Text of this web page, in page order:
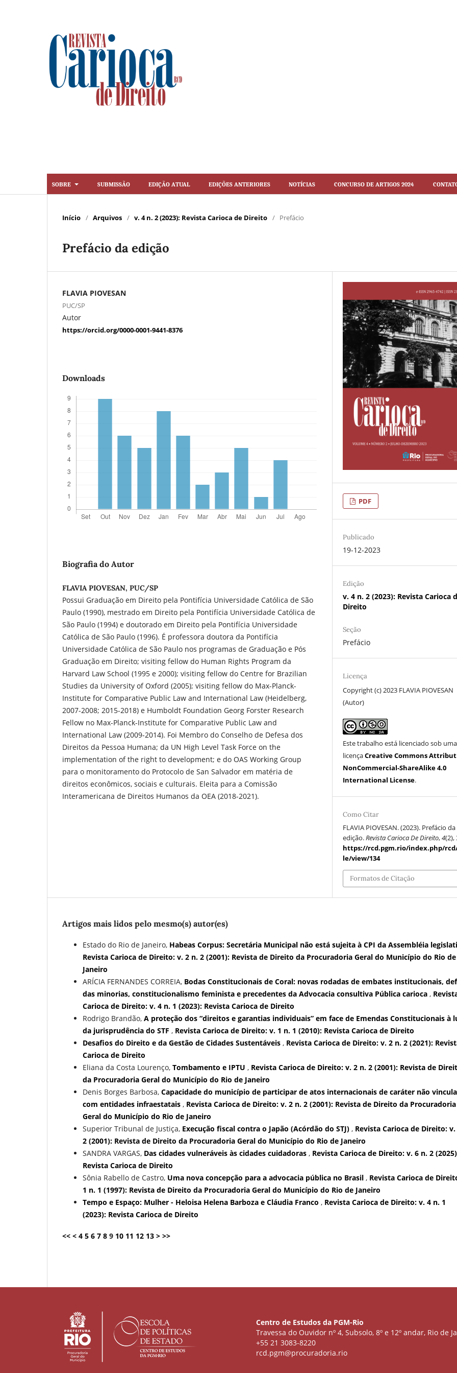
Sobre Submissão Edição Atual Edições Anteriores Notícias Concurso de artigos 2024
Início / Arquivos / v. 4 n. 2 (2023): Revista Carioca de Direito / Prefácio
Prefácio da edição
FLAVIA PIOVESAN
PUC/SP
Autor
https://orcid.org/0000-0001-9441-8376
Downloads
Biografia do Autor
FLAVIA PIOVESAN, PUC/SP
Possui Graduação em Direito pela Pontifícia Universidade Católica de São
Paulo (1990), mestrado em Direito pela Pontifícia Universidade Católica de
São Paulo (1994) e doutorado em Direito pela Pontifícia Universidade
Católica de São Paulo (1996). É professora doutora da Pontifícia
Universidade Católica de São Paulo nos programas de Graduação e Pós
Graduação em Direito; visiting fellow do Human Rights Program da
Harvard Law School (1995 e 2000); visiting fellow do Centre for Brazilian
Studies da University of Oxford (2005); visiting fellow do Max-Planck-
Institute for Comparative Public Law and International Law (Heidelberg,
2007-2008; 2015-2018) e Humboldt Foundation Georg Forster Research
Fellow no Max-Planck-Institute for Comparative Public Law and
International Law (2009-2014). Foi Membro do Conselho de Defesa dos
Direitos da Pessoa Humana; da UN High Level Task Force on the
implementation of the right to development; e do OAS Working Group
para o monitoramento do Protocolo de San Salvador em matéria de
direitos econômicos, sociais e culturais. Eleita para a Comissão
Interamericana de Direitos Humanos da OEA (2018-2021).
PDF
Publicado
19-12-2023
Edição
v. 4 n. 2 (2023): Revista Carioca
Direito
Seção
Prefácio
Licença
Copyright (c) 2023 FLAVIA PIOVESAN
(Autor)
Este trabalho está licenciado sob uma
licençaCreative Commons
NonCommercial-ShareAlike 4.0
International License.
Como Citar
FLAVIA PIOVESAN. (2023). Prefácio da
edição.Revista Carioca De Direito,4(2),
https://rcd.pgm.rio/index.php/
le/view/134
Formatos de Citação
Artigos mais lidos pelo mesmo(s) autor(es)
Estado do Rio de Janeiro, Habeas Corpus: Secretária Municipal não está sujeita à CPI da Assembléia
Revista Carioca de Direito: v. 2 n. 2 (2001): Revista de Direito da Procuradoria Geral do Município do Rio de
Janeiro
ARÍCIA FERNANDES CORREIA, Bodas Constitucionais de Coral: novas rodadas de embates institucionais,
das minorias, constitucionalismo feminista e precedentes da Advocacia consultiva Pública carioca ,
Carioca de Direito: v. 4 n. 1 (2023): Revista Carioca de Direito
Rodrigo Brandão, A proteção dos “direitos e garantias individuais” em face de Emendas Constitucionais à
da jurisprudência do STF , Revista Carioca de Direito: v. 1 n. 1 (2010): Revista Carioca de Direito
Desafios do Direito e da Gestão de Cidades Sustentáveis , Revista Carioca de Direito: v. 2 n. 2 (2021):
Carioca de Direito
Eliana da Costa Lourenço, Tombamento e IPTU , Revista Carioca de Direito: v. 2 n. 2 (2001): Revista de
da Procuradoria Geral do Município do Rio de Janeiro
Denis Borges Barbosa, Capacidade do município de participar de atos internacionais de caráter não
com entidades infraestatais , Revista Carioca de Direito: v. 2 n. 2 (2001): Revista de Direito da Procuradoria
Geral do Município do Rio de Janeiro
Superior Tribunal de Justiça, Execução fiscal contra o Japão (Acórdão do STJ) , Revista Carioca de Direito:
2 (2001): Revista de Direito da Procuradoria Geral do Município do Rio de Janeiro
SANDRA VARGAS, Das cidades vulneráveis às cidades cuidadoras , Revista Carioca de Direito: v. 6 n. 2
Revista Carioca de Direito
Sônia Rabello de Castro, Uma nova concepção para a advocacia pública no Brasil , Revista Carioca de
1 n. 1 (1997): Revista de Direito da Procuradoria Geral do Município do Rio de Janeiro
Tempo e Espaço: Mulher - Heloisa Helena Barboza e Cláudia Franco , Revista Carioca de Direito: v. 4 n. 1
(2023): Revista Carioca de Direito
<< < 4 5 6 7 8 9 10 11 12 13 > >>
Centro de Estudos da PGM-Rio
Travessa do Ouvidor nº 4, Subsolo, 8º e 12º andar, Rio de
+55 21 3083-8220
rcd.pgm@procuradoria.rio